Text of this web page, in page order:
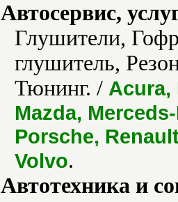
Автосервис,
Глушители,
глушитель,
Тюнинг. / Acura,
Mazda,
Porsche,
Volvo.
Автотехника и